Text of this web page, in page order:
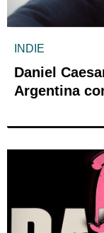
INDIE
Daniel
Argentina